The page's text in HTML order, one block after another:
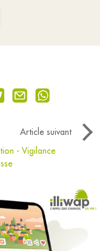
Article suivant
- Vigilance